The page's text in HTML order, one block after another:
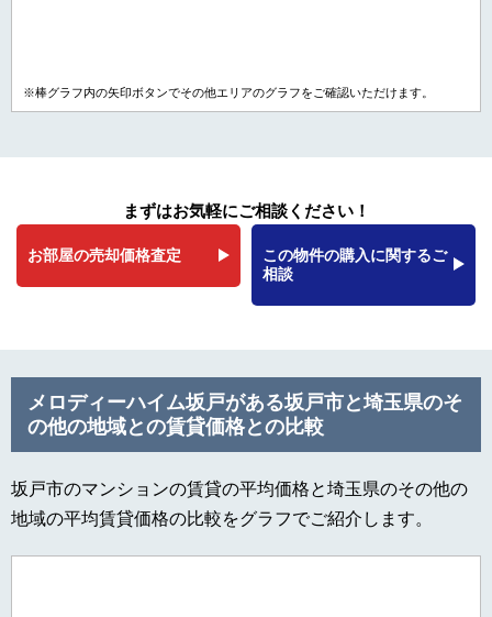
※棒グラフ内の矢印ボタンでその他エリアのグラフをご確認いただけます。
まずはお気軽にご相談ください！
お部屋の売却価格査定
この物件の購入に関するご
相談
メロディーハイム坂戸がある坂戸市と埼玉県のそ
の他の地域との賃貸価格との比較
坂戸市のマンションの賃貸の平均価格と埼玉県のその他の
地域の平均賃貸価格の比較をグラフでご紹介します。